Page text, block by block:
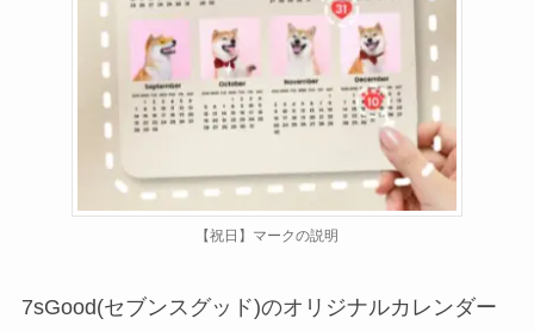
【祝日】マークの説明
7sGood(セブンスグッド)のオリジナルカレンダー